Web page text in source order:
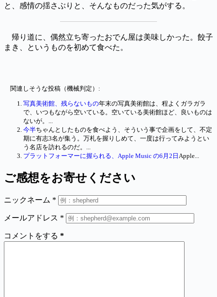
と、感情の揺さぶりと、そんなものだった気がする。
帰り道に、偶然立ち寄ったおでん屋は美味しかった。餃子
まき、というものを初めて食べた。
関連しそうな投稿（機械判定）:
写真美術館、残らないもの年末の写真美術館は、程よくガラガラ
で、いつもながら空いている。空いている美術館ほど、良いものは
ないが。...
今半ちゃんとしたものを食べよう、そういう事で企画をして、不定
期に有志3名が集う。万札を握りしめて、一度は行ってみようとい
う名店を訪れるのだ。...
プラットフォーマーに握られる、Apple Music の6月2日 Apple...
ご感想をお寄せください
ニックネーム *
メールアドレス *
コメントをする *